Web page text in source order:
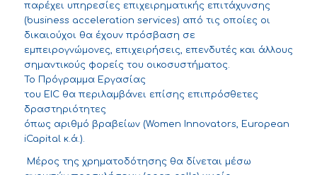
παρέχει υπηρεσίες επιχειρηματικής επιτάχυνσης
(business acceleration services) από τις οποίες οι
δικαιούχοι θα έχουν πρόσβαση σε
εμπειρογνώμονες, επιχειρήσεις, επενδυτές και άλλους
σημαντικούς φορείς του οικοσυστήματος.
Το Πρόγραμμα Εργασίας
του EICθα περιλαμβάνει επίσης επιπρόσθετες
δραστηριότητες
όπως αριθμό βραβείων(Women Innovators, European
iCapitalκ.ά.).
Μέρος της χρηματοδότησης θα δίνεται μέσω